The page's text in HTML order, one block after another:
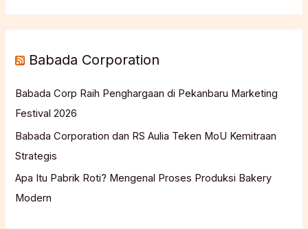
Babada Corporation
Babada Corp Raih Penghargaan di Pekanbaru Marketing
Festival 2026
Babada Corporation dan RS Aulia Teken MoU Kemitraan
Strategis
Apa Itu Pabrik Roti? Mengenal Proses Produksi Bakery
Modern